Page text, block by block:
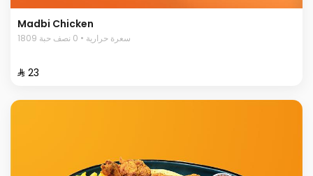
Madbi Chicken
1809 سعرة حرارية • 0 نصف حبة
⁨⁦‪‬ 23⁩